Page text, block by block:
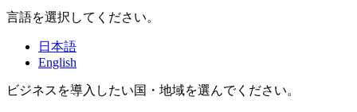
言語を選択してください。
日本語
English
ビジネスを導入したい国・地域を選んでください。